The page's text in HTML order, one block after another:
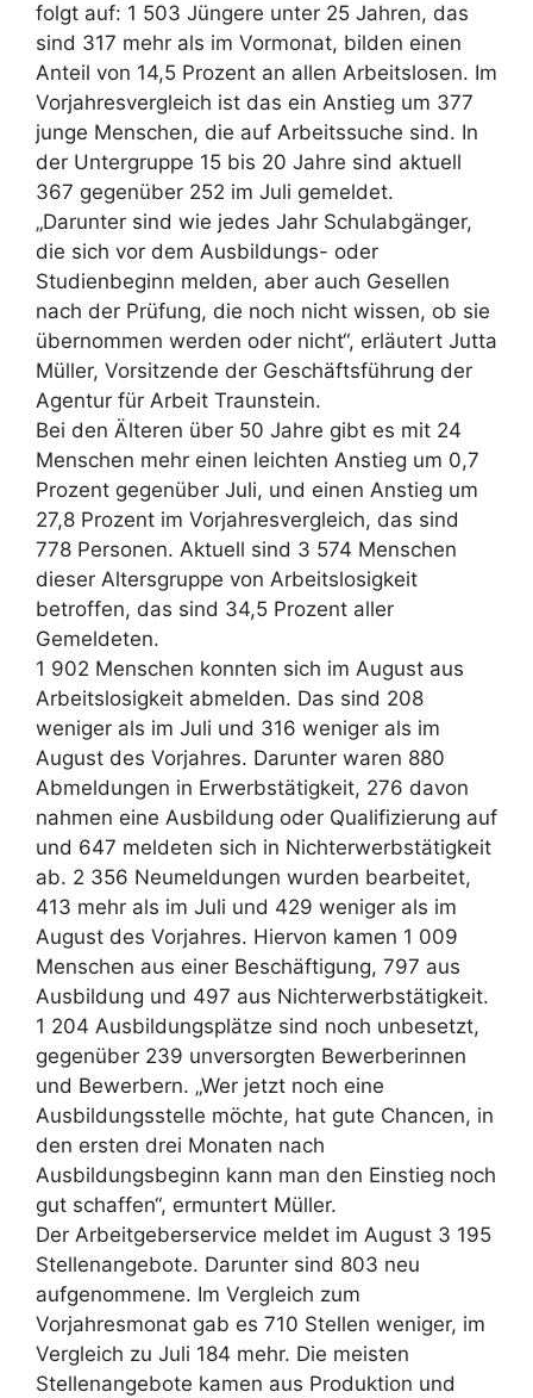
folgt auf: 1 503 Jüngere unter 25 Jahren, das
sind 317 mehr als im Vormonat, bilden einen
Anteil von 14,5 Prozent an allen Arbeitslosen. Im
Vorjahresvergleich ist das ein Anstieg um 377
junge Menschen, die auf Arbeitssuche sind. In
der Untergruppe 15 bis 20 Jahre sind aktuell
367 gegenüber 252 im Juli gemeldet.
„Darunter sind wie jedes Jahr Schulabgänger,
die sich vor dem Ausbildungs- oder
Studienbeginn melden, aber auch Gesellen
nach der Prüfung, die noch nicht wissen, ob sie
übernommen werden oder nicht“, erläutert Jutta
Müller, Vorsitzende der Geschäftsführung der
Agentur für Arbeit Traunstein.
Bei den Älteren über 50 Jahre gibt es mit 24
Menschen mehr einen leichten Anstieg um 0,7
Prozent gegenüber Juli, und einen Anstieg um
27,8 Prozent im Vorjahresvergleich, das sind
778 Personen. Aktuell sind 3 574 Menschen
dieser Altersgruppe von Arbeitslosigkeit
betroffen, das sind 34,5 Prozent aller
Gemeldeten.
1 902 Menschen konnten sich im August aus
Arbeitslosigkeit abmelden. Das sind 208
weniger als im Juli und 316 weniger als im
August des Vorjahres. Darunter waren 880
Abmeldungen in Erwerbstätigkeit, 276 davon
nahmen eine Ausbildung oder Qualifizierung auf
und 647 meldeten sich in Nichterwerbstätigkeit
ab. 2 356 Neumeldungen wurden bearbeitet,
413 mehr als im Juli und 429 weniger als im
August des Vorjahres. Hiervon kamen 1 009
Menschen aus einer Beschäftigung, 797 aus
Ausbildung und 497 aus Nichterwerbstätigkeit.
1 204 Ausbildungsplätze sind noch unbesetzt,
gegenüber 239 unversorgten Bewerberinnen
und Bewerbern. „Wer jetzt noch eine
Ausbildungsstelle möchte, hat gute Chancen, in
den ersten drei Monaten nach
Ausbildungsbeginn kann man den Einstieg noch
gut schaffen“, ermuntert Müller.
Der Arbeitgeberservice meldet im August 3 195
Stellenangebote. Darunter sind 803 neu
aufgenommene. Im Vergleich zum
Vorjahresmonat gab es 710 Stellen weniger, im
Vergleich zu Juli 184 mehr. Die meisten
Stellenangebote kamen aus Produktion und